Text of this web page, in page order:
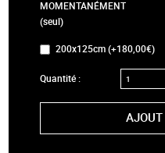
MOMENTANÉMENT
(seul)
200x125cm (+180,00€)
Quantité :
AJOUT